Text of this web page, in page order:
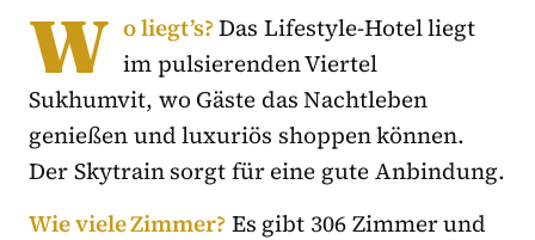
W o liegt’s?Das Lifestyle-Hotel liegt
im pulsierenden Viertel
Sukhumvit, wo Gäste das Nachtleben
genießen und luxuriös shoppen können.
Der Skytrain sorgt für eine gute Anbindung.
Wie viele Zimmer? Es gibt 306 Zimmer und